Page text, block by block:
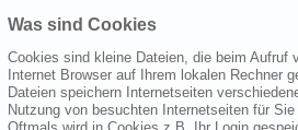
Was sind Cookies
Cookies sind kleine Dateien, die beim Aufruf
Internet Browser auf Ihrem lokalen Rechner
Dateien speichern Internetseiten
Nutzung von besuchten Internetseiten für